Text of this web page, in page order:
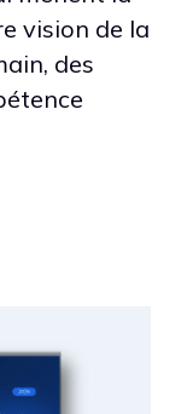
vision de la
des